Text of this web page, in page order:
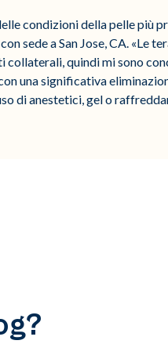
condizioni della pelle più
sede a San Jose, CA. «Le
quindi mi sono
una significativa
di anestetici, gel o